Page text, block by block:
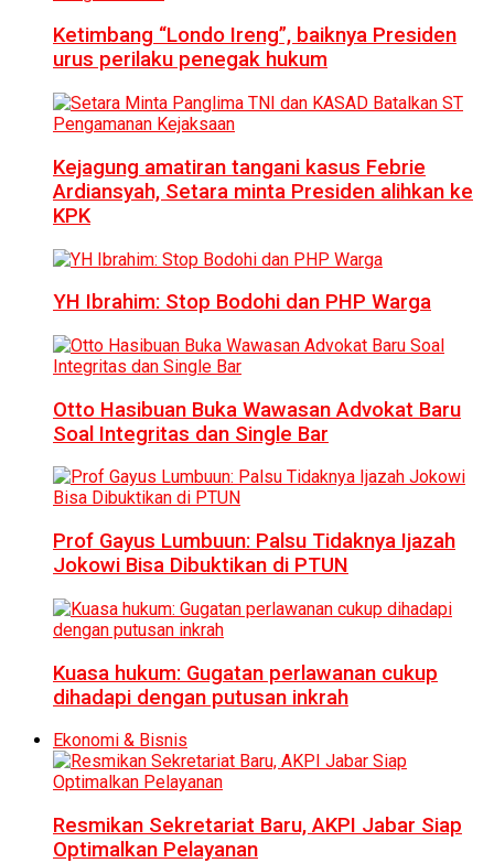
Ketimbang “Londo Ireng”, baiknya Presiden
urus perilaku penegak hukum
Kejagung amatiran tangani kasus Febrie
Ardiansyah, Setara minta Presiden alihkan ke
KPK
YH Ibrahim: Stop Bodohi dan PHP Warga
Otto Hasibuan Buka Wawasan Advokat Baru
Soal Integritas dan Single Bar
Prof Gayus Lumbuun: Palsu Tidaknya Ijazah
Jokowi Bisa Dibuktikan di PTUN
Kuasa hukum: Gugatan perlawanan cukup
dihadapi dengan putusan inkrah
Ekonomi & Bisnis
Resmikan Sekretariat Baru, AKPI Jabar Siap
Optimalkan Pelayanan